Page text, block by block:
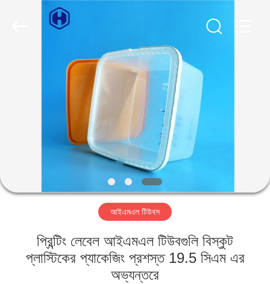
কারখানা
গুণমান
আইএমএল টিউবস
প্রিন্টিং লেবেল আইএমএল টিউবগুলি বিস্কুট
প্লাস্টিকের প্যাকেজিং প্রশস্ত 19.5 সিএম এর
অভ্যন্তরে